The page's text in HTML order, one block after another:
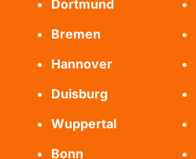
Dortmund
Bremen
Hannover
Duisburg
Wuppertal
Bonn